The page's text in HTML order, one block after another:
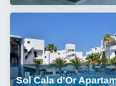
Sol Cala d'Or